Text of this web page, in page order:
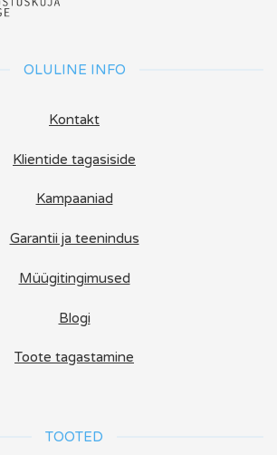
OLULINE INFO
Kontakt
Klientide tagasiside
Kampaaniad
Garantii ja teenindus
Müügitingimused
Blogi
Toote tagastamine
TOOTED